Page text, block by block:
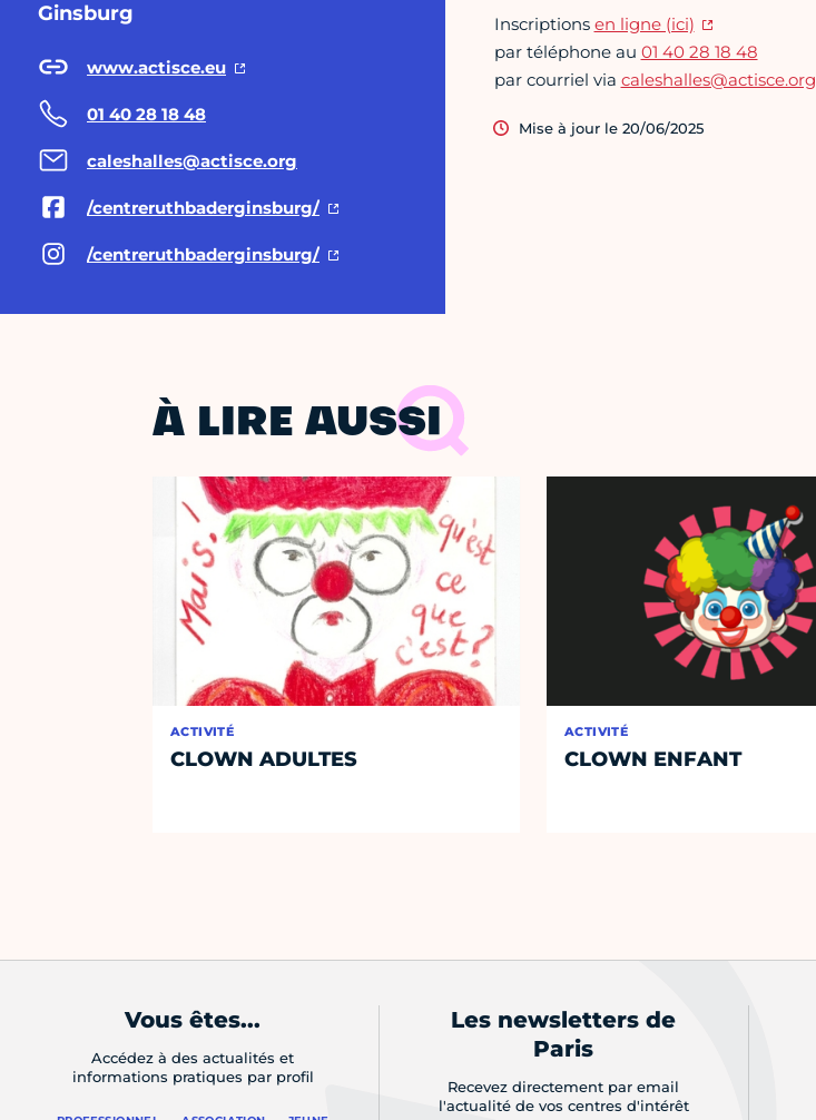
Ginsburg
www.actisce.eu
01 40 28 18 48
caleshalles@actisce.org
/centreruthbaderginsburg/
/centreruthbaderginsburg/
Inscriptions en ligne (ici)
par téléphone au 01 40 28 18 48
par courriel via caleshalles@actisce.org
Mise à jour le 20/06/2025
À LIRE AUSSI
ACTIVITÉ
CLOWN ADULTES
ACTIVITÉ
CLOWN ENFANT
Vous êtes...
Accédez à des actualités et
informations pratiques par profil
Les newsletters de
Paris
Recevez directement par email
l'actualité de vos centres d'intérêt